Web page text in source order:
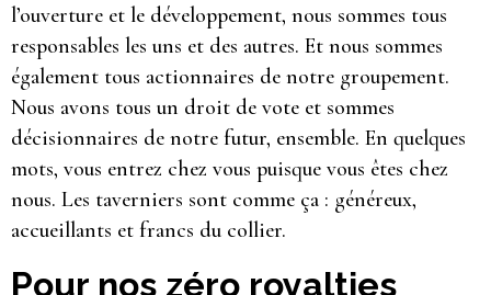
l’ouverture et le développement, nous sommes tous
responsables les uns et des autres. Et nous sommes
également tous actionnaires de notre groupement.
Nous avons tous un droit de vote et sommes
décisionnaires de notre futur, ensemble. En quelques
mots, vous entrez chez vous puisque vous êtes chez
nous. Les taverniers sont comme ça : généreux,
accueillants et francs du collier.
Pour nos zéro royalties